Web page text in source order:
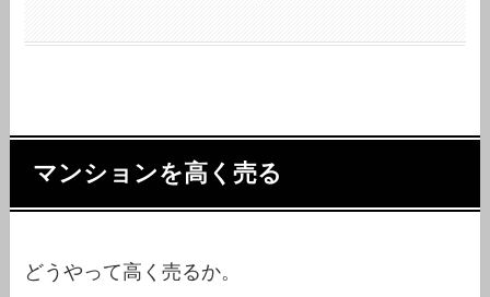
マンションを高く売る
どうやって高く売るか。